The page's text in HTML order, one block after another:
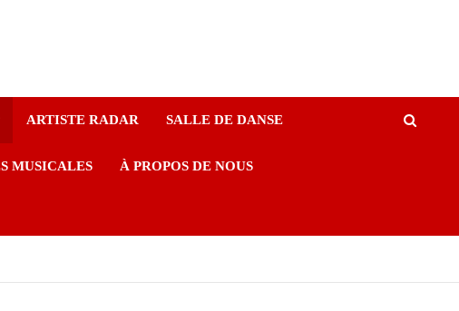
ARTISTE RADAR SALLE DE DANSE
MUSICALES À PROPOS DE NOUS